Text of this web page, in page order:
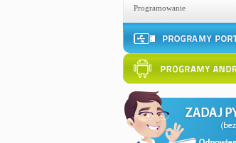
Programowanie